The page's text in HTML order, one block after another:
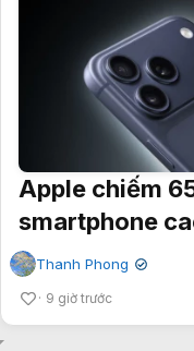
Apple chiếm
smartphone
Thanh Phong ✔
9 giờ trước